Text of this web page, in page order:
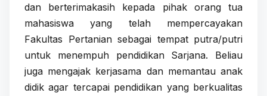
dan berterimakasih kepada pihak orang tua
mahasiswa yang telah mempercayakan
Fakultas Pertanian sebagai tempat putra/putri
untuk menempuh pendidikan Sarjana. Beliau
juga mengajak kerjasama dan memantau anak
didik agar tercapai pendidikan yang berkualitas